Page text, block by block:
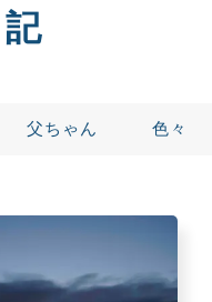
父ちゃん 色々